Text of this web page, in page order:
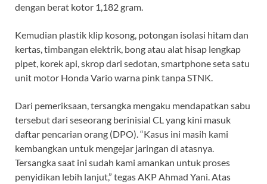
dengan berat kotor 1,182 gram.
Kemudian plastik klip kosong, potongan isolasi hitam dan
kertas, timbangan elektrik, bong atau alat hisap lengkap
pipet, korek api, skrop dari sedotan, smartphone seta satu
unit motor Honda Vario warna pink tanpa STNK.
Dari pemeriksaan, tersangka mengaku mendapatkan sabu
tersebut dari seseorang berinisial CL yang kini masuk
daftar pencarian orang (DPO). “Kasus ini masih kami
kembangkan untuk mengejar jaringan di atasnya.
Tersangka saat ini sudah kami amankan untuk proses
penyidikan lebih lanjut,” tegas AKP Ahmad Yani. Atas